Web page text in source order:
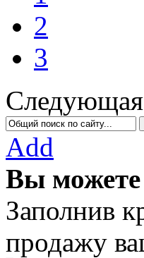
2
3
Add
Вы можете
Заполнив
продажу